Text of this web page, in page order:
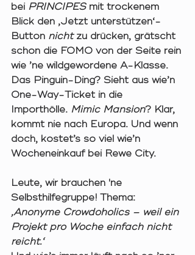
bei PRINCIPES mit trockenem
Blick den ‚Jetzt unterstützen‘-
Button nicht zu drücken, grätscht
schon die FOMO von der Seite rein
wie ’ne wildgewordene A-Klasse.
Das Pinguin-Ding? Sieht aus wie’n
One-Way-Ticket in die
Importhölle. Mimic Mansion? Klar,
kommt nie nach Europa. Und wenn
doch, kostet’s so viel wie’n
Wocheneinkauf bei Rewe City.
Leute, wir brauchen 'ne
Selbsthilfegruppe! Thema:
‚Anonyme Crowdoholics – weil ein
Projekt pro Woche einfach nicht
reicht.‘